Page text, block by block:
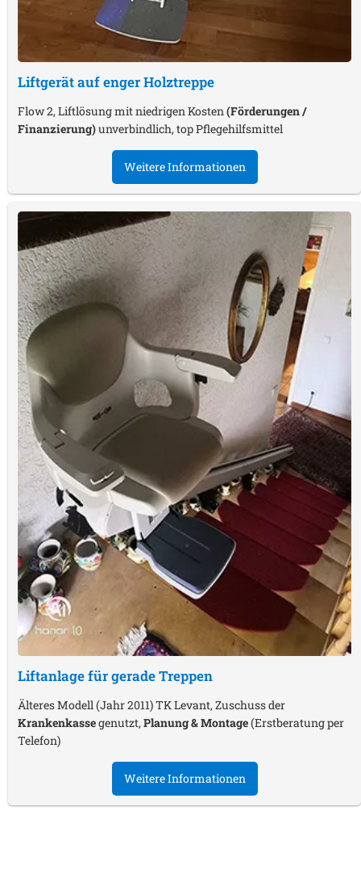
Liftgerät auf enger Holztreppe
Flow 2, Liftlösung mit niedrigen Kosten (Förderungen /
Finanzierung)unverbindlich, top Pflegehilfsmittel
Weitere Informationen
Liftanlage für gerade Treppen
Älteres Modell (Jahr 2011) TK Levant, Zuschuss der
Krankenkassegenutzt,Planung & Montage(Erstberatung per
Telefon)
Weitere Informationen